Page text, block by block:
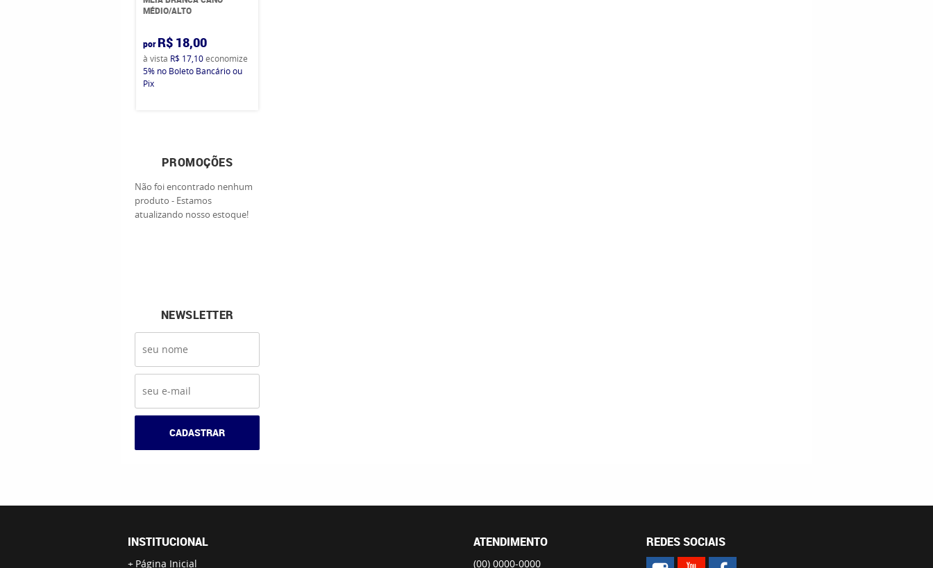
MÉDIO/ALTO
por R$ 18,00
à vista R$ 17,10economize
5% no Boleto Bancário ou
Pix
PROMOÇÕES
Não foi encontrado nenhum
produto - Estamos
atualizando nosso estoque!
NEWSLETTER
CADASTRAR
INSTITUCIONAL
Página Inicial
ATENDIMENTO
(00) 0000-0000
REDES SOCIAIS